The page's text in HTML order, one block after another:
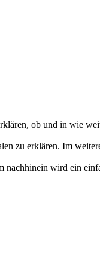
ob und in wie
zu erklären. Im
wird ein